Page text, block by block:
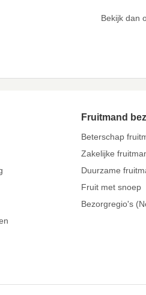
Bekijk dan
Fruitmand
Beterschap
Zakelijke
Duurzame
Fruit met snoep
Bezorgregio's